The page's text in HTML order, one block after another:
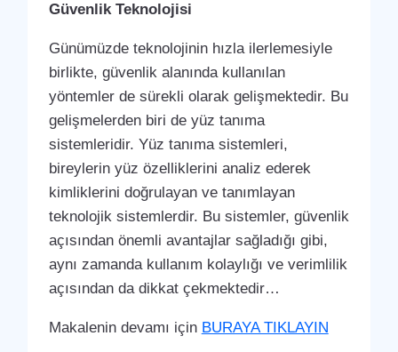
Güvenlik Teknolojisi
Günümüzde teknolojinin hızla ilerlemesiyle
birlikte, güvenlik alanında kullanılan
yöntemler de sürekli olarak gelişmektedir. Bu
gelişmelerden biri de yüz tanıma
sistemleridir. Yüz tanıma sistemleri,
bireylerin yüz özelliklerini analiz ederek
kimliklerini doğrulayan ve tanımlayan
teknolojik sistemlerdir. Bu sistemler, güvenlik
açısından önemli avantajlar sağladığı gibi,
aynı zamanda kullanım kolaylığı ve verimlilik
açısından da dikkat çekmektedir…
Makalenin devamı için BURAYA TIKLAYIN